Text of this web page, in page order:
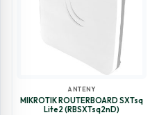
ANTENY
MIKROTIK ROUTERBOARD SXTsq
Lite2 (RBSXTsq2nD)